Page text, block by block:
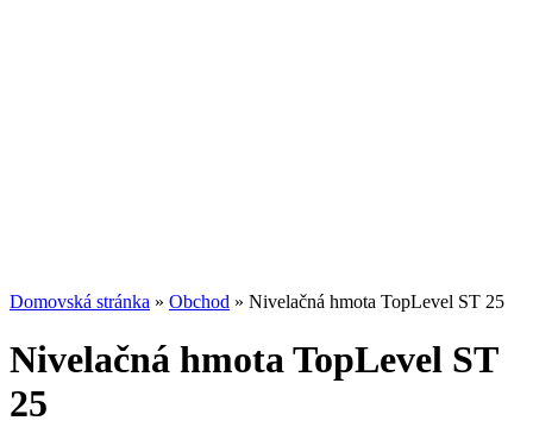
Domovská stránka » Obchod » Nivelačná hmota TopLevel ST 25
Nivelačná hmota TopLevel ST
25